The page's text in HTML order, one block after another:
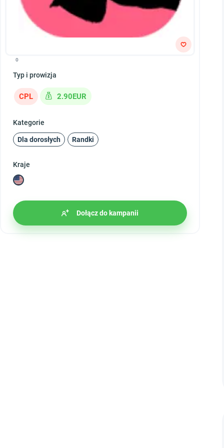
0
Typ i prowizja
CPL 2.90EUR
Kategorie
Dla dorosłych Randki
Kraje
Dołącz do kampanii